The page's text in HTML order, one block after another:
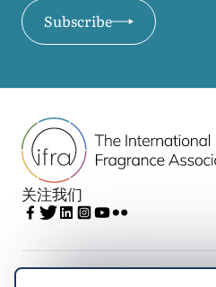
Subscribe
关注我们